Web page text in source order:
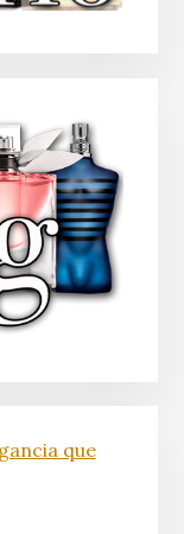
que